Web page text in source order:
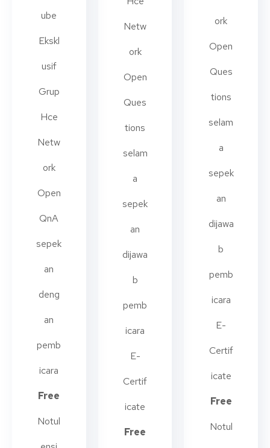
ube
Ekskl
usif
Grup
Hce
Netw
ork
Open
QnA
sepek
an
deng
an
pemb
icara
Free
Notul
Netw
ork
Open
Ques
tions
selam
a
sepek
an
dijawa
b
pemb
icara
E-
Certif
icate
Free
ork
Open
Ques
tions
selam
a
sepek
an
dijawa
b
pemb
icara
E-
Certif
icate
Free
Notul